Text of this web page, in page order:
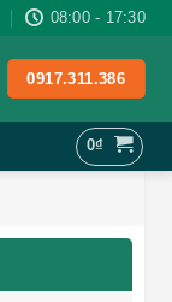
08:00 - 17:30
0917.311.386
0₫